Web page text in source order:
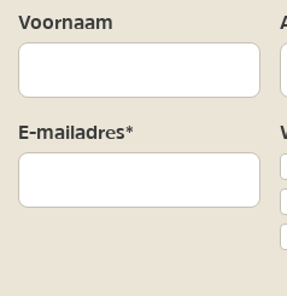
Voornaam
E-mailadres*